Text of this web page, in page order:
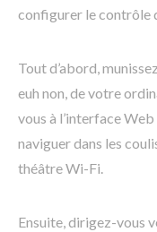
configurer le contrôle
Tout d’abord,
euh non, de votre
vous à l’interface
naviguer dans les
théâtre Wi-Fi.
Ensuite, dirigez-vous